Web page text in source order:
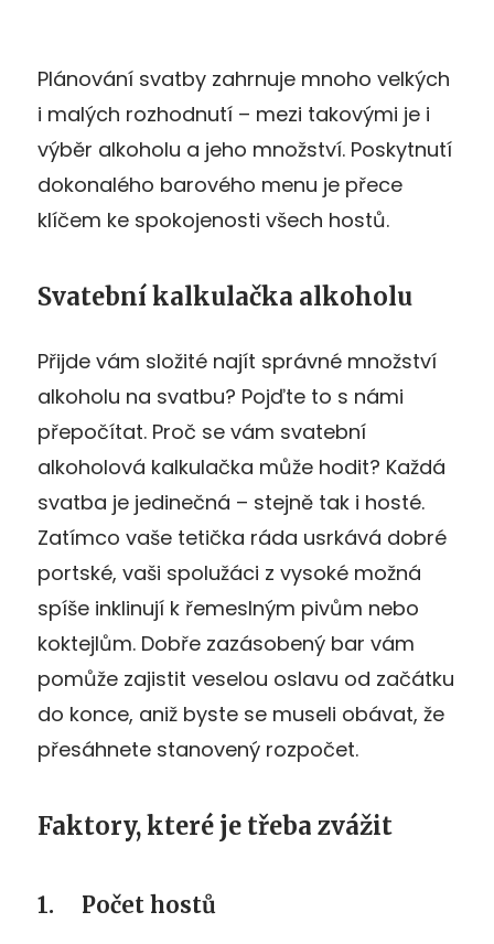
Plánování svatby zahrnuje mnoho velkých
i malých rozhodnutí – mezi takovými je i
výběr alkoholu a jeho množství. Poskytnutí
dokonalého barového menu je přece
klíčem ke spokojenosti všech hostů.
Svatební kalkulačka alkoholu
Přijde vám složité najít správné množství
alkoholu na svatbu? Pojďte to s námi
přepočítat. Proč se vám svatební
alkoholová kalkulačka může hodit? Každá
svatba je jedinečná – stejně tak i hosté.
Zatímco vaše tetička ráda usrkává dobré
portské, vaši spolužáci z vysoké možná
spíše inklinují k řemeslným pivům nebo
koktejlům. Dobře zazásobený bar vám
pomůže zajistit veselou oslavu od začátku
do konce, aniž byste se museli obávat, že
přesáhnete stanovený rozpočet.
Faktory, které je třeba zvážit
1. Počet hostů